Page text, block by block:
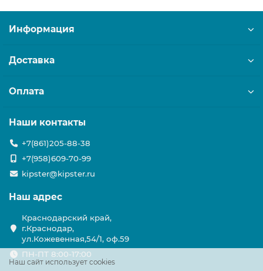
Наш сайт использует cookies
Информация
Доставка
Оплата
Наши контакты
+7(861)205-88-38
+7(958)609-70-99
kipster@kipster.ru
Наш адрес
Краснодарский край,
г.Краснодар,
ул.Кожевенная,54/1, оф.59
ПН-ПТ 8:00-17:00